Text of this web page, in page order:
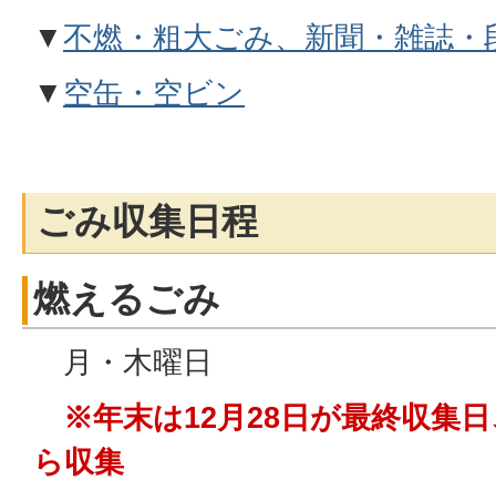
▼不燃・粗大ごみ、新聞・雑誌・
▼ 空缶・空ビン
ごみ収集日程
燃えるごみ
月・木曜日
※年末は12月28日が最終収集
ら収集